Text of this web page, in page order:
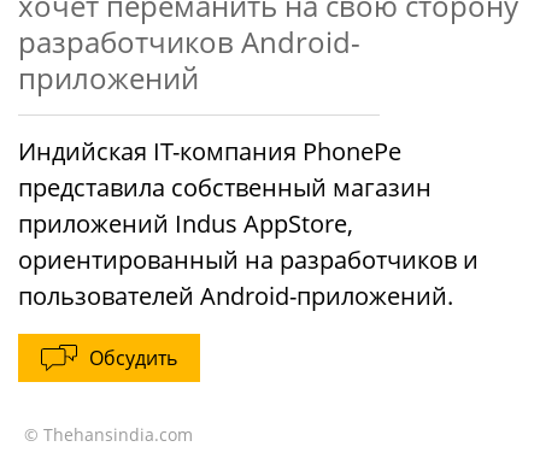
разработчиков Android-
приложений
Индийская IT-компания PhonePe
представила собственный магазин
приложений Indus AppStore,
ориентированный на разработчиков и
пользователей Android-приложений.
Обсудить
© Thehansindia.com